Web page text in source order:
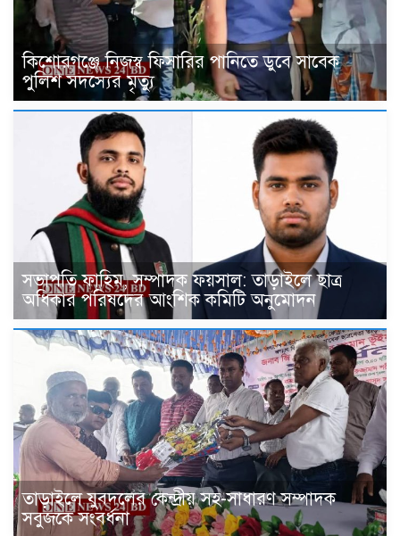
কিশোরগঞ্জে নিজস্ব ফিসারির পানিতে ডুবে সাবেক
পুলিশ সদস্যের মৃত্যু
সভাপতি ফাহিম, সম্পাদক ফয়সাল: তাড়াইলে ছাত্র
অধিকার পরিষদের আংশিক কমিটি অনুমোদন
তাড়াইলে যুবদলের কেন্দ্রীয় সহ-সাধারণ সম্পাদক
সবুজকে সংবর্ধনা